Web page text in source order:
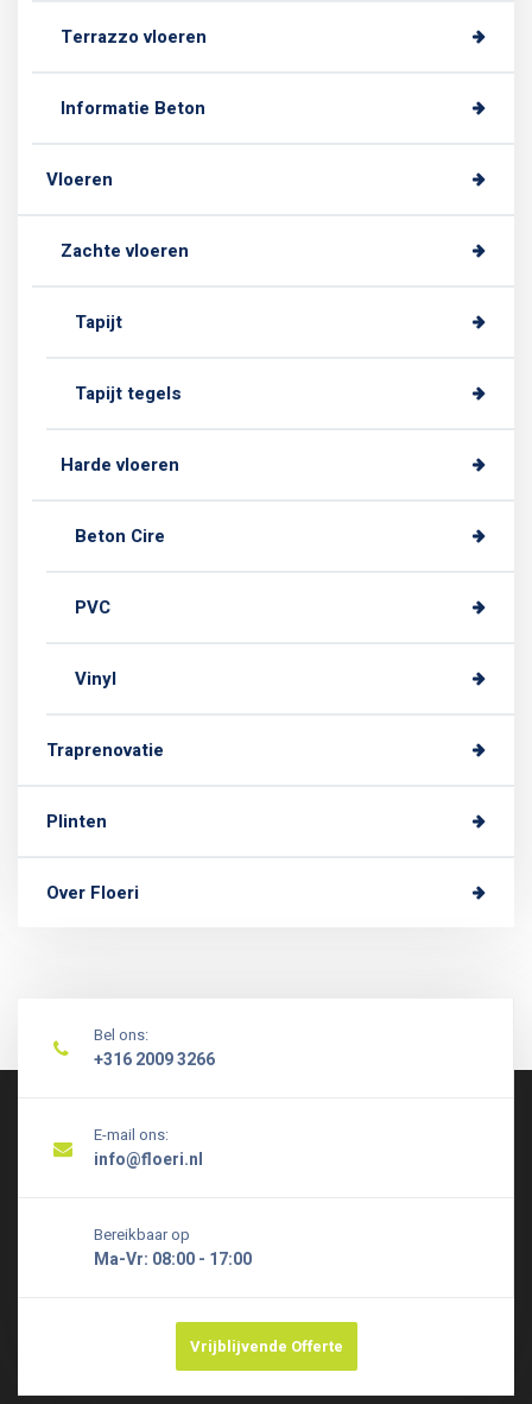
Terrazzo vloeren
Informatie Beton
Vloeren
Zachte vloeren
Tapijt
Tapijt tegels
Harde vloeren
Beton Cire
PVC
Vinyl
Traprenovatie
Plinten
Over Floeri
Bel ons:
+316 2009 3266
E-mail ons:
info@floeri.nl
Bereikbaar op
Ma-Vr: 08:00 - 17:00
Vrijblijvende Offerte